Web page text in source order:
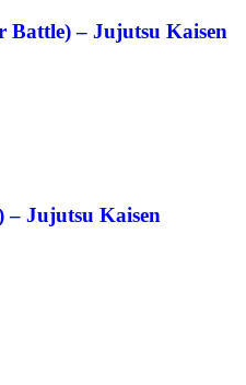
Battle) – Jujutsu Kaisen
– Jujutsu Kaisen